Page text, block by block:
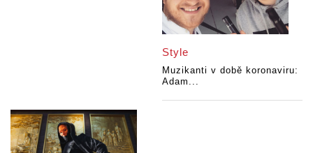
Style
Muzikanti v době koronaviru:
Adam...